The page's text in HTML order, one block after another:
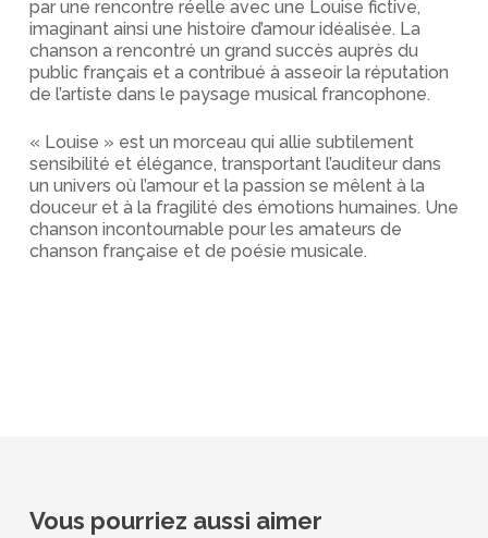
par une rencontre réelle avec une Louise fictive,
imaginant ainsi une histoire d’amour idéalisée. La
chanson a rencontré un grand succès auprès du
public français et a contribué à asseoir la réputation
de l’artiste dans le paysage musical francophone.
« Louise » est un morceau qui allie subtilement
sensibilité et élégance, transportant l’auditeur dans
un univers où l’amour et la passion se mêlent à la
douceur et à la fragilité des émotions humaines. Une
chanson incontournable pour les amateurs de
chanson française et de poésie musicale.
Vous pourriez aussi aimer